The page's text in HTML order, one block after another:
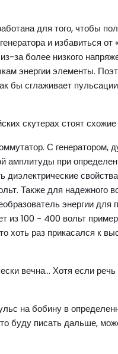
для того, чтобы
и избавиться от
за более низкого
энергии элементы.
бы сглаживает
скутерах стоят
С генератором,
амплитуды при
диэлектрические
Также для надежного
энергии для
из 100 - 400 вольт
хоть раз прикасался к
вечна… Хотя если
на бобину в
буду писать дальше,